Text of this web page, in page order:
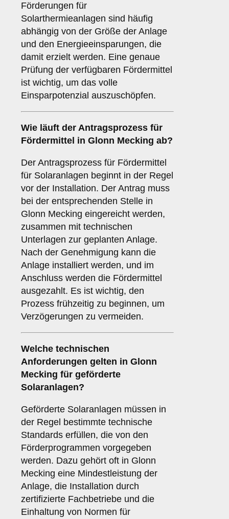
Förderungen für
Solarthermieanlagen sind häufig
abhängig von der Größe der Anlage
und den Energieeinsparungen, die
damit erzielt werden. Eine genaue
Prüfung der verfügbaren Fördermittel
ist wichtig, um das volle
Einsparpotenzial auszuschöpfen.
Wie läuft der Antragsprozess für
Fördermittel in Glonn Mecking ab?
Der Antragsprozess für Fördermittel
für Solaranlagen beginnt in der Regel
vor der Installation. Der Antrag muss
bei der entsprechenden Stelle in
Glonn Mecking eingereicht werden,
zusammen mit technischen
Unterlagen zur geplanten Anlage.
Nach der Genehmigung kann die
Anlage installiert werden, und im
Anschluss werden die Fördermittel
ausgezahlt. Es ist wichtig, den
Prozess frühzeitig zu beginnen, um
Verzögerungen zu vermeiden.
Welche technischen
Anforderungen gelten in Glonn
Mecking für geförderte
Solaranlagen?
Geförderte Solaranlagen müssen in
der Regel bestimmte technische
Standards erfüllen, die von den
Förderprogrammen vorgegeben
werden. Dazu gehört oft in Glonn
Mecking eine Mindestleistung der
Anlage, die Installation durch
zertifizierte Fachbetriebe und die
Einhaltung von Normen für